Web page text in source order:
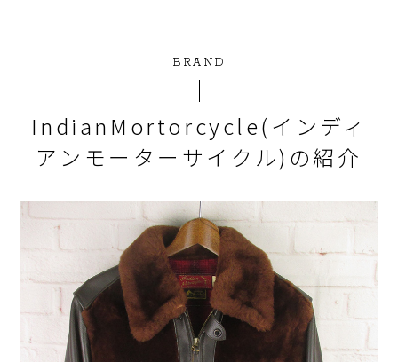
BRAND
IndianMortorcycle(インディ
アンモーターサイクル)の紹介